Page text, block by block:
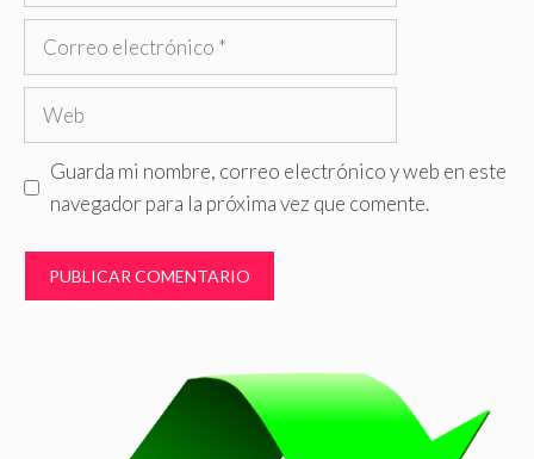
Correo
Web
Guarda mi nombre, correo electrónico y web en este
navegador para la próxima vez que comente.